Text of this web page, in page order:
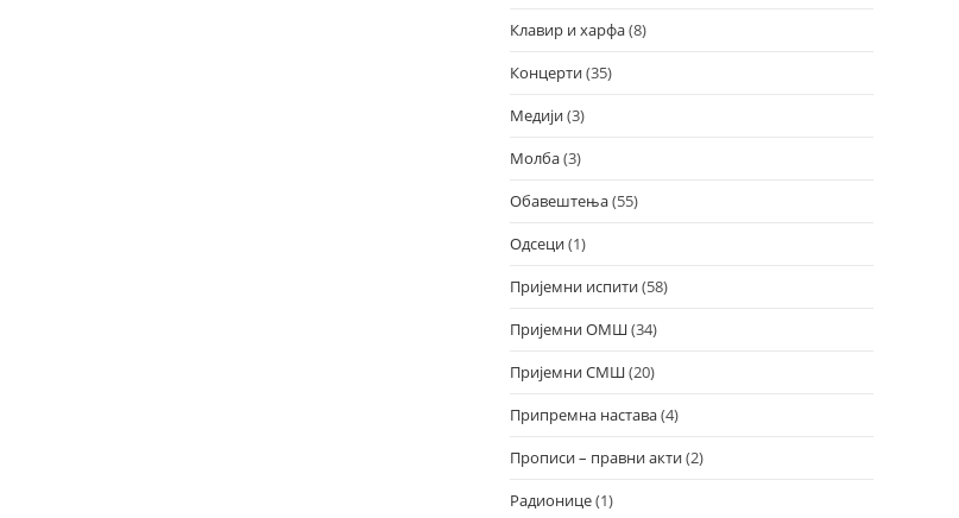
Клавир и харфа(8)
Концерти(35)
Медији(3)
Молба(3)
Обавештења(55)
Одсеци(1)
Пријемни испити(58)
Пријемни ОМШ(34)
Пријемни СМШ(20)
Припремна настава(4)
Прописи – правни акти(2)
Радионице(1)